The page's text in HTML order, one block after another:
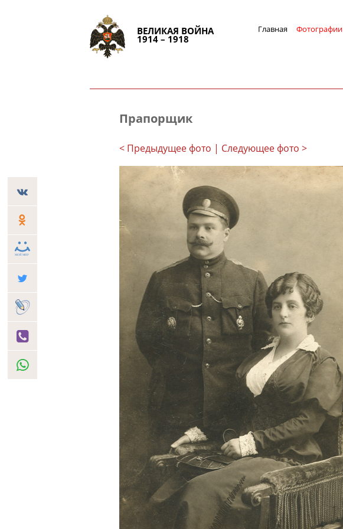
ВЕЛИКАЯ ВОЙНА
1914 – 1918
Главная Фотографии
Прапорщик
< Предыдущее фото | Следующее фото >